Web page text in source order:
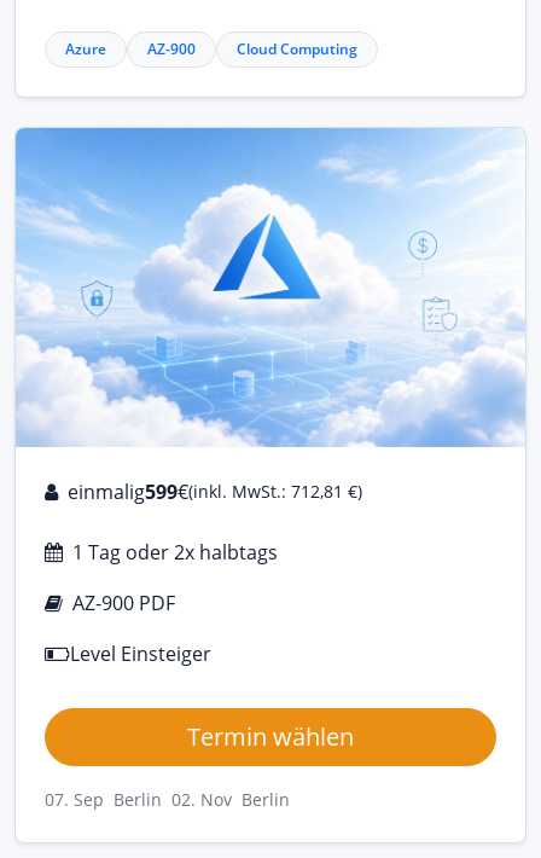
Azure AZ-900 Cloud Computing
einmalig599€(inkl. MwSt.: 712,81 €)
1 Tag oder 2x halbtags
AZ-900 PDF
Level Einsteiger
Termin wählen
07. Sep Berlin 02. Nov Berlin